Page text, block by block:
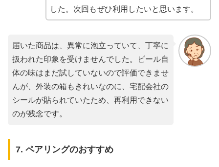
した。次回もぜひ利用したいと思います。
届いた商品は、異常に泡立っていて、丁寧に
扱われた印象を受けませんでした。ビール自
体の味はまだ試していないので評価できませ
んが、外装の箱もきれいなのに、宅配会社の
シールが貼られていたため、再利用できない
のが残念です。
7. ペアリングのおすすめ